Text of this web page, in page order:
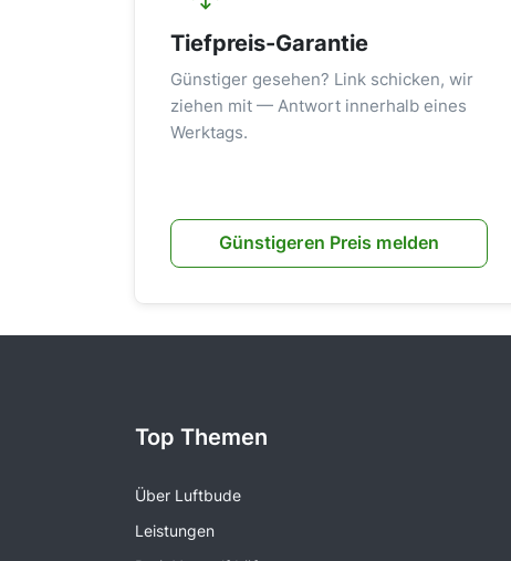
Tiefpreis-Garantie
Günstiger gesehen? Link schicken, wir
ziehen mit — Antwort innerhalb eines
Werktags.
Günstigeren Preis melden
Top Themen
Über Luftbude
Leistungen